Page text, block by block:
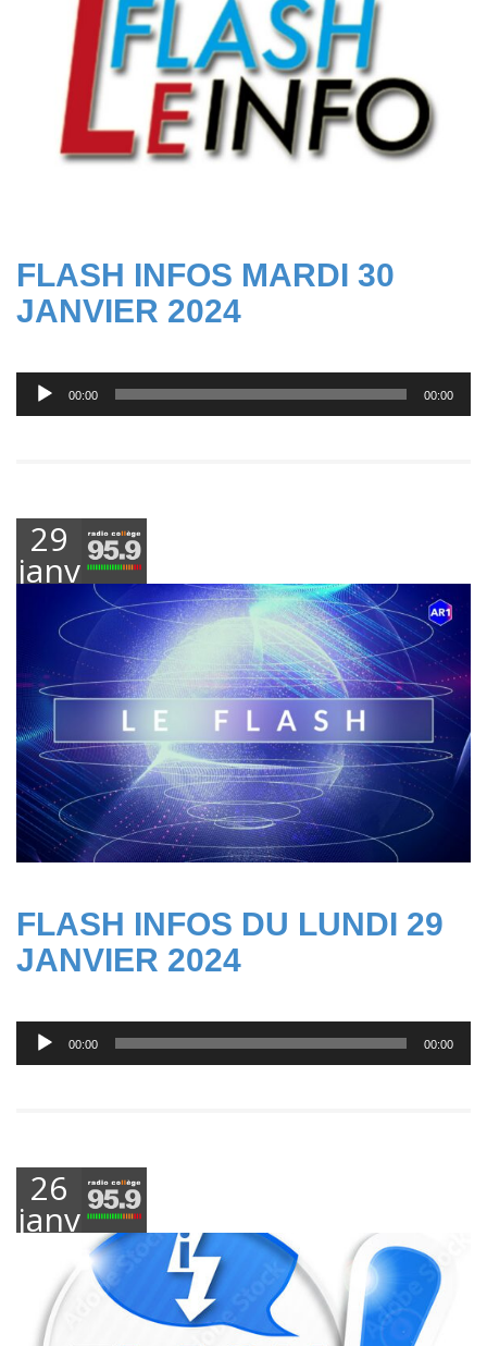
FLASH INFOS MARDI 30
JANVIER 2024
Lecteur
audio
00:00 00:00
29
janvier
2024
FLASH INFOS DU LUNDI 29
JANVIER 2024
Lecteur
audio
00:00 00:00
26
janvier
2024